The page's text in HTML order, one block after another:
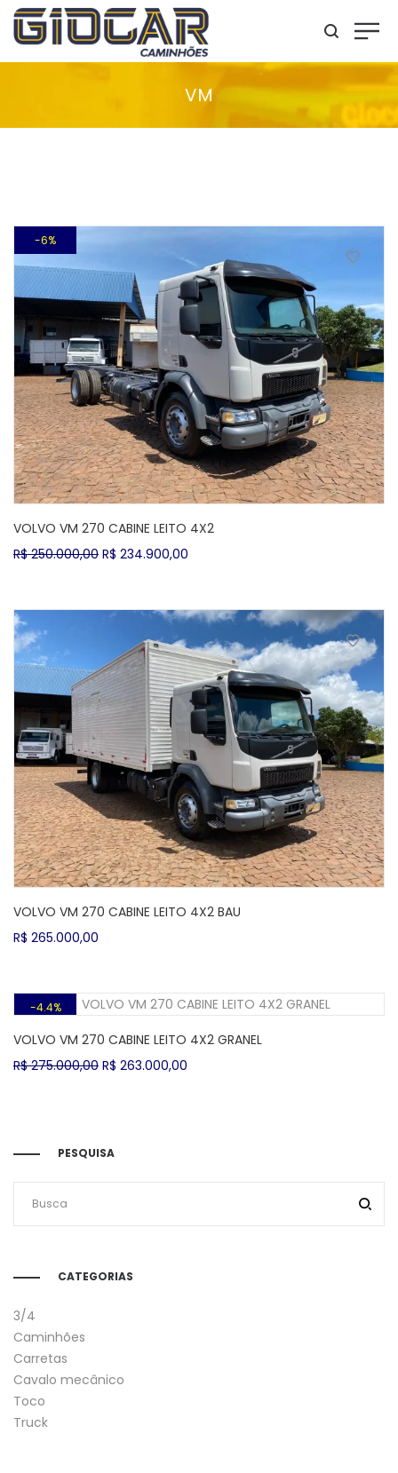
VM
6%
VOLVO VM 270 CABINE LEITO 4X2
R$250.000,00 O
era:
R$ 250.000,00.
R$ 234.900,00
é:
R$ 234.900,00.
VOLVO VM 270 CABINE LEITO 4X2 BAU
R$ 265.000,00
4.4%
VOLVO VM 270 CABINE LEITO 4X2 GRANEL
R$275.000,00 O
R$ 263.000,00
PESQUISA
CATEGORIAS
3/4
Caminhões
Carretas
Cavalo mecânico
Toco
Truck